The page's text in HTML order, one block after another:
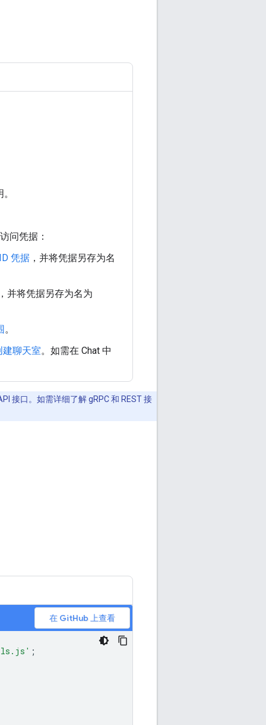
问凭据：
凭据 ，并将凭据另存为名
并将凭据另存为名为
。
建聊天室。如需在 Chat 中
接口。如需详细了解 gRPC 和 REST 接
在 GitHub 上查看
;